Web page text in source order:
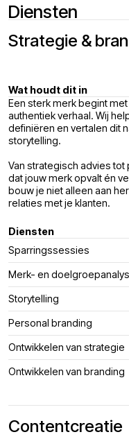
Diensten
Strategie &
Wat houdt dit in
Een sterk merk begint
authentiek verhaal. Wij
definiëren en vertalen dit
storytelling.
Van strategisch advies
dat jouw merk opvalt én
bouw je niet alleen aan
relaties met je klanten.
Diensten
Sparringssessies
Merk- en
Storytelling
Personal branding
Ontwikkelen van strategie
Ontwikkelen van branding
Contentcreatie